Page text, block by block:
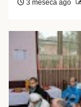
3 meseca ago